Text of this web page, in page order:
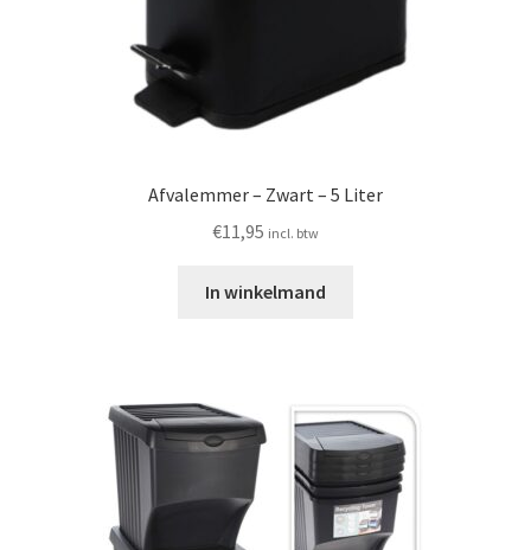
Afvalemmer – Zwart – 5 Liter
€11,95 incl. btw
In winkelmand